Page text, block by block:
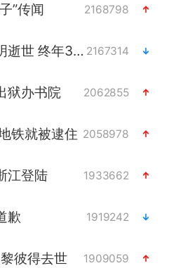
”传闻 2168798
山东财大教授刘海明逝世 终年38岁 2167314
狱办书院 2062855
铁就被逮住 2058978
江登陆 1933662
歉 1919242
彼得去世 1909059